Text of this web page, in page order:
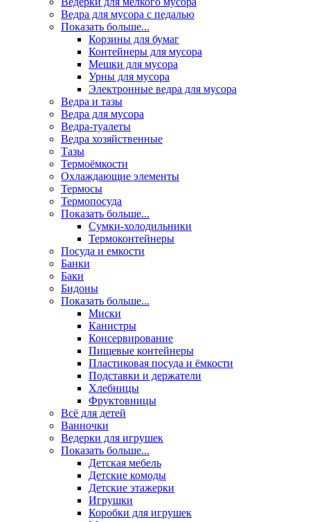
Ведра для мусора с педалью
Показать больше...
Корзины для бумаг
Контейнеры для мусора
Мешки для мусора
Урны для мусора
Электронные ведра для мусора
Ведра и тазы
Ведра для мусора
Ведра-туалеты
Ведра хозяйственные
Тазы
Термоёмкости
Охлаждающие элементы
Термосы
Термопосуда
Показать больше...
Сумки-холодильники
Термоконтейнеры
Посуда и емкости
Банки
Баки
Бидоны
Показать больше...
Миски
Канистры
Консервирование
Пищевые контейнеры
Пластиковая посуда и ёмкости
Подставки и держатели
Хлебницы
Фруктовницы
Всё для детей
Ванночки
Ведерки для игрушек
Показать больше...
Детская мебель
Детские комоды
Детские этажерки
Игрушки
Коробки для игрушек